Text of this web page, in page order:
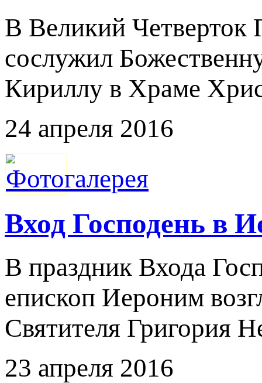
В Великий
сослужил
Кириллу в Храме
24 апреля 2016
Вход Господень в
В праздник Входа
епископ Иероним
Святителя Григория
23 апреля 2016